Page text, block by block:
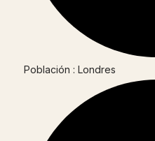
Población : Londres